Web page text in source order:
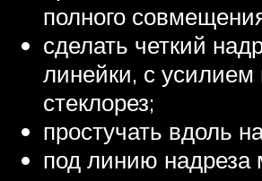
полного
сделать четкий
линейки, с
стеклорез;
простучать вдоль
под линию надреза